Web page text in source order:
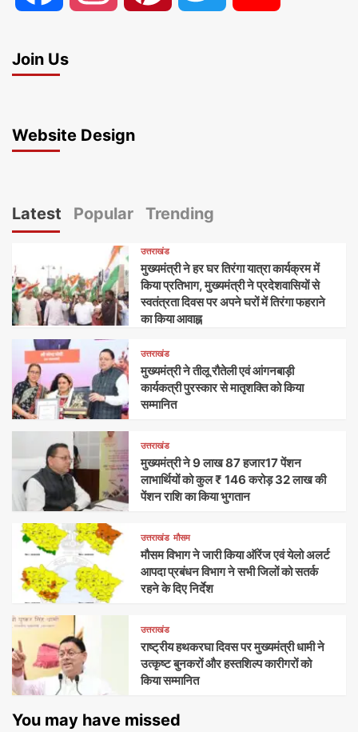
Join Us
Website Design
Latest Popular Trending
उत्तराखंड
मुख्यमंत्री ने हर घर तिरंगा यात्रा कार्यक्रम में
किया प्रतिभाग, मुख्यमंत्री ने प्रदेशवासियों से
स्वतंत्रता दिवस पर अपने घरों में तिरंगा फहराने
का किया आवाह्न
उत्तराखंड
मुख्यमंत्री ने तीलू रौतेली एवं आंगनबाड़ी
कार्यकत्री पुरस्कार से मातृशक्ति को किया
सम्मानित
उत्तराखंड
मुख्यमंत्री ने 9 लाख 87 हजार17 पेंशन
लाभार्थियों को कुल ₹ 146 करोड़ 32 लाख की
पेंशन राशि का किया भुगतान
उत्तराखंड मौसम
मौसम विभाग ने जारी किया ऑरेंज एवं येलो अलर्ट
आपदा प्रबंधन विभाग ने सभी जिलों को सतर्क
रहने के दिए निर्देश
उत्तराखंड
राष्ट्रीय हथकरघा दिवस पर मुख्यमंत्री धामी ने
उत्कृष्ट बुनकरों और हस्तशिल्प कारीगरों को
किया सम्मानित
You may have missed